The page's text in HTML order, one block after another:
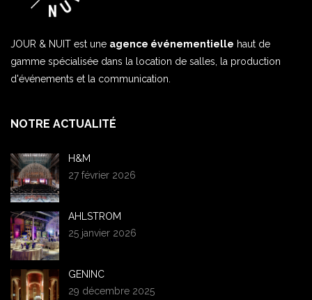
JOUR & NUIT est une agence événementielle haut de
gamme spécialisée dans la location de salles, la production
d'événements et la communication.
NOTRE ACTUALITÉ
H&M
27 février 2026
AHLSTROM
25 janvier 2026
GENINC
29 décembre 2025